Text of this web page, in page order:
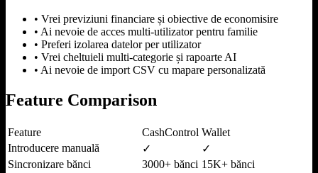
• Vrei previziuni financiare și obiective de economisire
• Ai nevoie de acces multi-utilizator pentru familie
• Preferi izolarea datelor per utilizator
• Vrei cheltuieli multi-categorie și rapoarte AI
• Ai nevoie de import CSV cu mapare personalizată
Feature Comparison
Feature CashControl Wallet
Introducere manuală
✓
✓
Sincronizare bănci
3000+ bănci 15K+ bănci